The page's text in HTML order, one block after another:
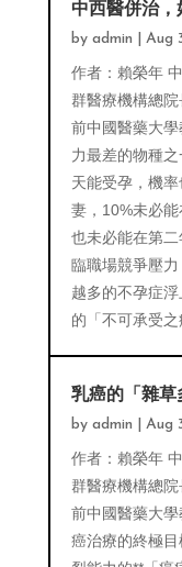
中西醫併治，
by admin Aug
作者：賴榮年
群醫療機構總
前中國醫藥大
力最差的物種
天能受孕，機
妻，10%未必
也未必能在第
臨職場競爭壓
越多的不孕症
的「不可承受之
乳癌的「雜草
by admin Aug
作者：賴榮年
群醫療機構總
前中國醫藥大
癌治療的終極